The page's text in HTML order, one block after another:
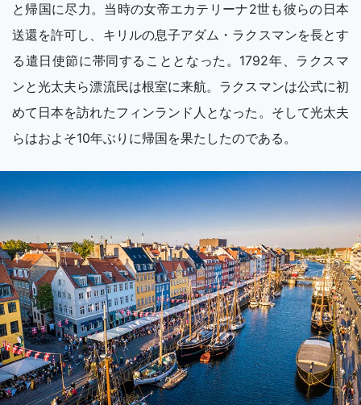
と帰国に尽力。当時の女帝エカテリーナ2世も彼らの日本
送還を許可し、キリルの息子アダム・ラクスマンを長とす
る遣日使節に帯同することとなった。1792年、ラクスマ
ンと光太夫ら漂流民は根室に来航。ラクスマンは公式に初
めて日本を訪れたフィンランド人となった。そして光太夫
らはおよそ10年ぶりに帰国を果たしたのである。